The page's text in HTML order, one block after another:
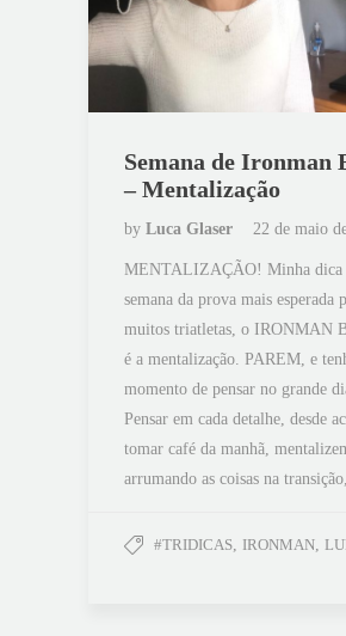
Semana de Ironman
– Mentalização
by Luca Glaser 22 de maio
MENTALIZAÇÃO! Minha dica
semana da prova mais esperada
muitos triatletas, o IRONMAN
é a mentalização. PAREM, e
momento de pensar no grande
Pensar em cada detalhe, desde
tomar café da manhã,
arrumando as coisas na
#TRIDICAS, IRONMAN,